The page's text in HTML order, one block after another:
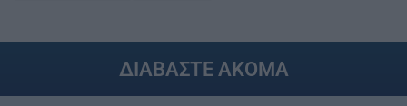
ΔΙΑΒΑΣΤΕ ΑΚΟΜΑ